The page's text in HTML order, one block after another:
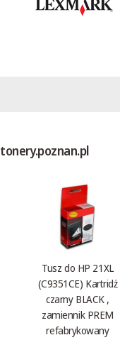
Tusz do HP 21XL
(C9351CE) Kartridż
czarny BLACK ,
zamiennik PREM
refabrykowany